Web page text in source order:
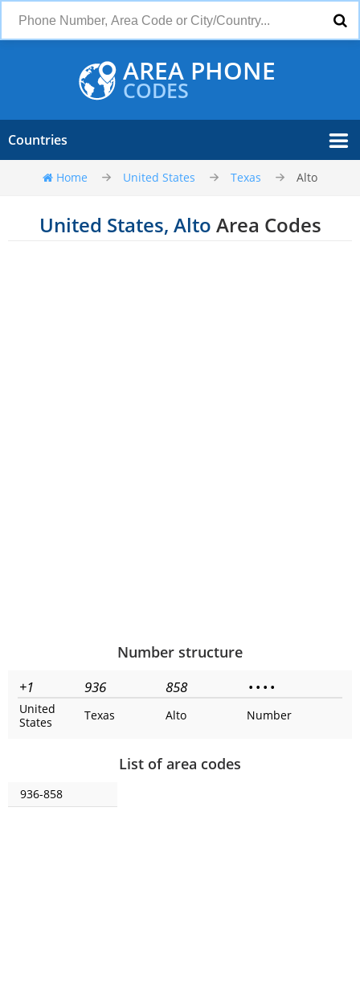
AREA PHONE
CODES
Countries
Home United States Texas Alto
United States, Alto Area Codes
Number structure
+1 936 858 • • • •
United
States
Texas Alto Number
List of area codes
936-858